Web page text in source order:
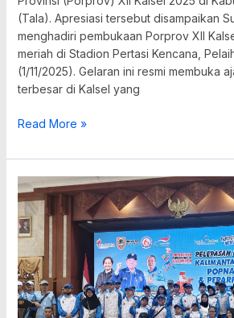
(Tala). Apresiasi tersebut disampaikan
menghadiri pembukaan Porprov XII
meriah di Stadion Pertasi Kencana,
(1/11/2025). Gelaran ini resmi membuka
terbesar di Kalsel yang
Read More »
Kalsel
Lepas
Kontingen
Popnas
dan
Peparnas
2025
ke